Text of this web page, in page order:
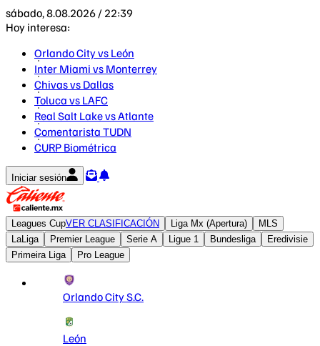
sábado, 8.08.2026 / 22:39
Hoy interesa:
Orlando City vs León
Inter Miami vs Monterrey
Chivas vs Dallas
Toluca vs LAFC
Real Salt Lake vs Atlante
Comentarista TUDN
CURP Biométrica
Iniciar sesión
Leagues CupVER CLASIFICACIÓN Liga Mx (Apertura)
MLS
LaLiga
Premier League Serie A Ligue 1 Bundesliga
Eredivisie
Primeira Liga
Pro League
Orlando City S.C.
León